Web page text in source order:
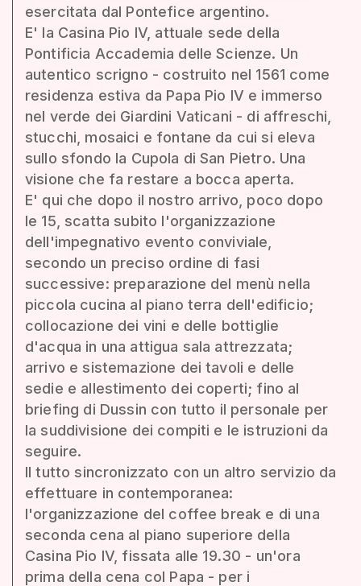
esercitata dal Pontefice argentino.
E' la Casina Pio IV, attuale sede della
Pontificia Accademia delle Scienze. Un
autentico scrigno - costruito nel 1561 come
residenza estiva da Papa Pio IV e immerso
nel verde dei Giardini Vaticani - di affreschi,
stucchi, mosaici e fontane da cui si eleva
sullo sfondo la Cupola di San Pietro. Una
visione che fa restare a bocca aperta.
E' qui che dopo il nostro arrivo, poco dopo
le 15, scatta subito l'organizzazione
dell'impegnativo evento conviviale,
secondo un preciso ordine di fasi
successive: preparazione del menù nella
piccola cucina al piano terra dell'edificio;
collocazione dei vini e delle bottiglie
d'acqua in una attigua sala attrezzata;
arrivo e sistemazione dei tavoli e delle
sedie e allestimento dei coperti; fino al
briefing di Dussin con tutto il personale per
la suddivisione dei compiti e le istruzioni da
seguire.
Il tutto sincronizzato con un altro servizio da
effettuare in contemporanea:
l'organizzazione del coffee break e di una
seconda cena al piano superiore della
Casina Pio IV, fissata alle 19.30 - un'ora
prima della cena col Papa - per i